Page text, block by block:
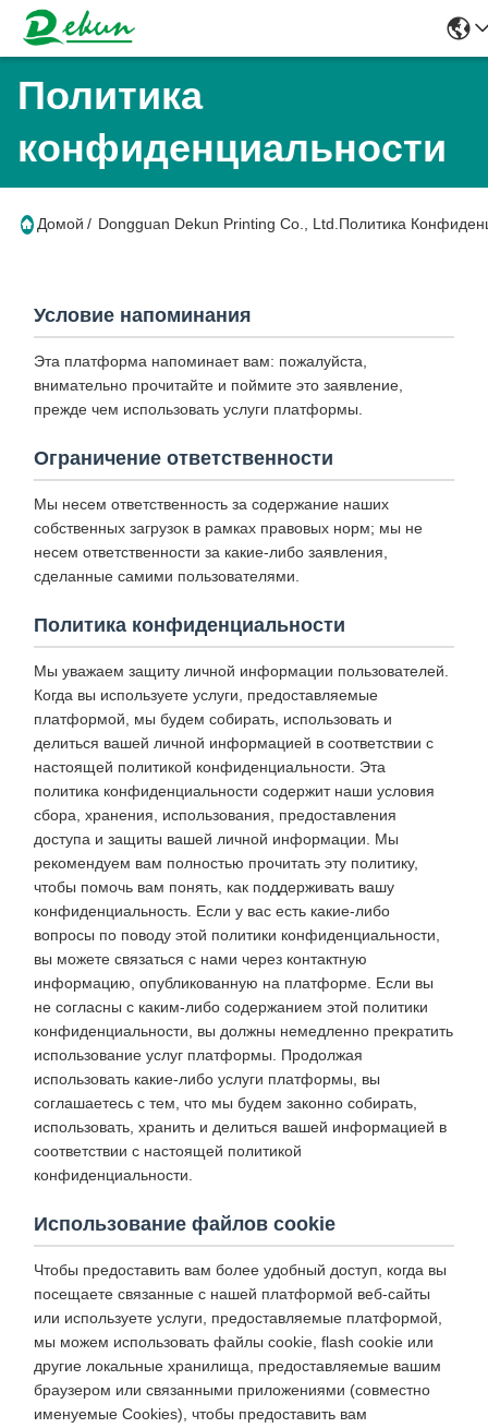
Политика
конфиденциальности
Домой / Dongguan Dekun Printing Co., Ltd.Политика
Условие напоминания
Эта платформа напоминает вам: пожалуйста,
внимательно прочитайте и поймите это заявление,
прежде чем использовать услуги платформы.
Ограничение ответственности
Мы несем ответственность за содержание наших
собственных загрузок в рамках правовых норм; мы не
несем ответственности за какие-либо заявления,
сделанные самими пользователями.
Политика конфиденциальности
Мы уважаем защиту личной информации пользователей.
Когда вы используете услуги, предоставляемые
платформой, мы будем собирать, использовать и
делиться вашей личной информацией в соответствии с
настоящей политикой конфиденциальности. Эта
политика конфиденциальности содержит наши условия
сбора, хранения, использования, предоставления
доступа и защиты вашей личной информации. Мы
рекомендуем вам полностью прочитать эту политику,
чтобы помочь вам понять, как поддерживать вашу
конфиденциальность. Если у вас есть какие-либо
вопросы по поводу этой политики конфиденциальности,
вы можете связаться с нами через контактную
информацию, опубликованную на платформе. Если вы
не согласны с каким-либо содержанием этой политики
конфиденциальности, вы должны немедленно прекратить
использование услуг платформы. Продолжая
использовать какие-либо услуги платформы, вы
соглашаетесь с тем, что мы будем законно собирать,
использовать, хранить и делиться вашей информацией в
соответствии с настоящей политикой
конфиденциальности.
Использование файлов cookie
Чтобы предоставить вам более удобный доступ, когда вы
посещаете связанные с нашей платформой веб-сайты
или используете услуги, предоставляемые платформой,
мы можем использовать файлы cookie, flash cookie или
другие локальные хранилища, предоставляемые вашим
браузером или связанными приложениями (совместно
именуемые Cookies), чтобы предоставить вам